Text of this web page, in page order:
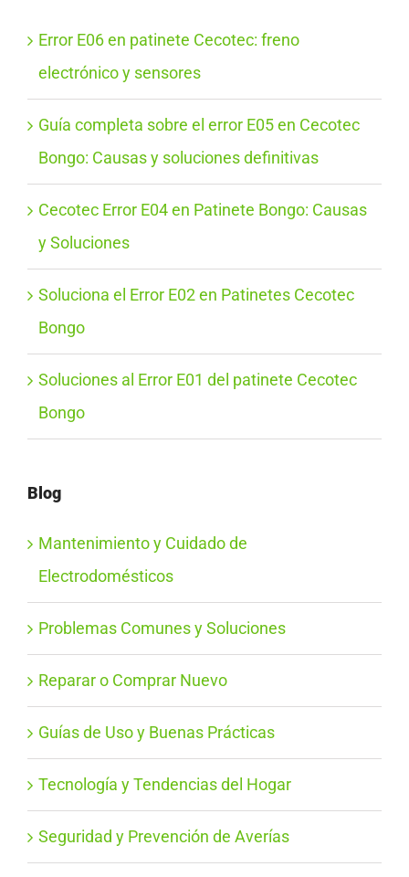
Error E06 en patinete Cecotec: freno
electrónico y sensores
Guía completa sobre el error E05 en Cecotec
Bongo: Causas y soluciones definitivas
Cecotec Error E04 en Patinete Bongo: Causas
y Soluciones
Soluciona el Error E02 en Patinetes Cecotec
Bongo
Soluciones al Error E01 del patinete Cecotec
Bongo
Blog
Mantenimiento y Cuidado de
Electrodomésticos
Problemas Comunes y Soluciones
Reparar o Comprar Nuevo
Guías de Uso y Buenas Prácticas
Tecnología y Tendencias del Hogar
Seguridad y Prevención de Averías